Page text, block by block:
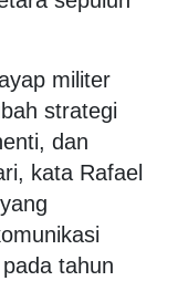
militer
strategi
dan
kata Rafael
tahun